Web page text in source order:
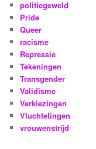
politiegeweld
Pride
Queer
racisme
Repressie
Tekeningen
Transgender
Validisme
Verkiezingen
Vluchtelingen
vrouwenstrijd